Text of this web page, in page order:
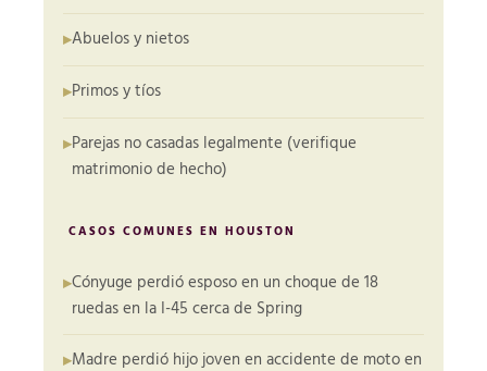
Abuelos y nietos
Primos y tíos
Parejas no casadas legalmente (verifique
matrimonio de hecho)
CASOS COMUNES EN HOUSTON
Cónyuge perdió esposo en un choque de 18
ruedas en la I-45 cerca de Spring
Madre perdió hijo joven en accidente de moto en